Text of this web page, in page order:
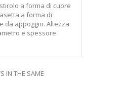
a forma di cuore
a forma di
da appoggio. Altezza
e spessore
IN THE SAME